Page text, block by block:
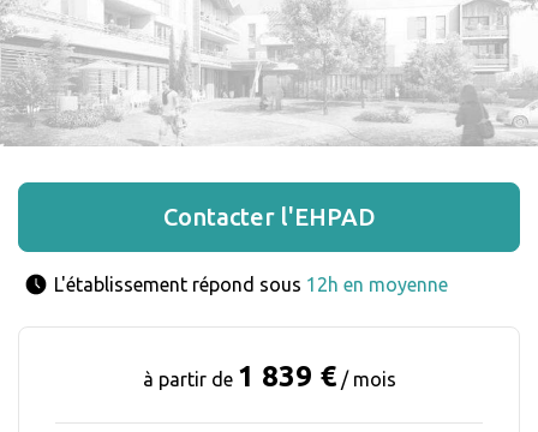
Contacter l'EHPAD
L'établissement répond sous 12h en moyenne
à partir de 1 839 €/ mois